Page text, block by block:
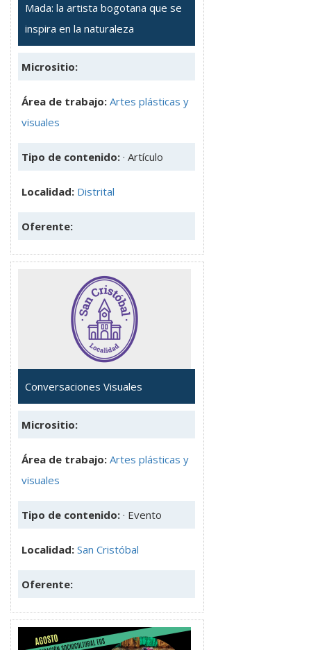
Mada: la artista bogotana que se
inspira en la naturaleza
Micrositio:
Área de trabajo: Artes plásticas y
visuales
Tipo de contenido: · Artículo
Localidad: Distrital
Oferente:
Conversaciones Visuales
Micrositio:
Área de trabajo: Artes plásticas y
visuales
Tipo de contenido: · Evento
Localidad: San Cristóbal
Oferente: